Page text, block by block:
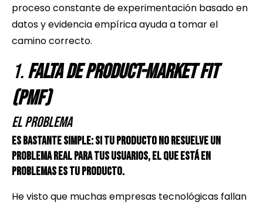
proceso constante de experimentación basado en
datos y evidencia empírica ayuda a tomar el
camino correcto.
1.Falta de Product-Market Fit
(PMF)
El Problema
Es bastante simple: si tu producto no resuelve un
problema real para tus usuarios, el que está en
problemas es tu producto.
He visto que muchas empresas tecnológicas fallan